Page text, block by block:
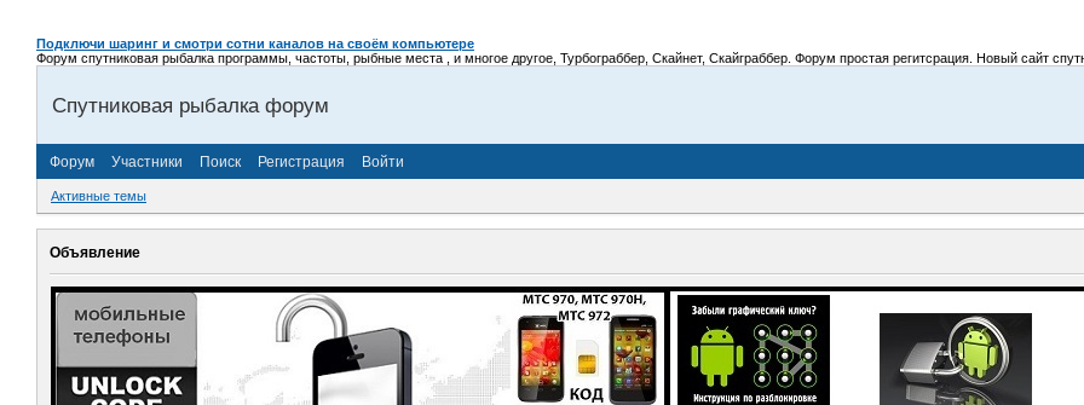
Подключи шаринг и смотри сотни каналов на своём компьютере
Форум спутниковая рыбалка программы, частоты, рыбные места , и многое другое, Турбограббер, Скайнет, Скайграббер. Форум простая регитсрация. Новый сайт
Спутниковая рыбалка форум
Форум Участники Поиск Регистрация Войти
Активные темы
Объявление